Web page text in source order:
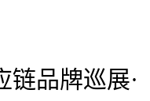
品牌巡展·